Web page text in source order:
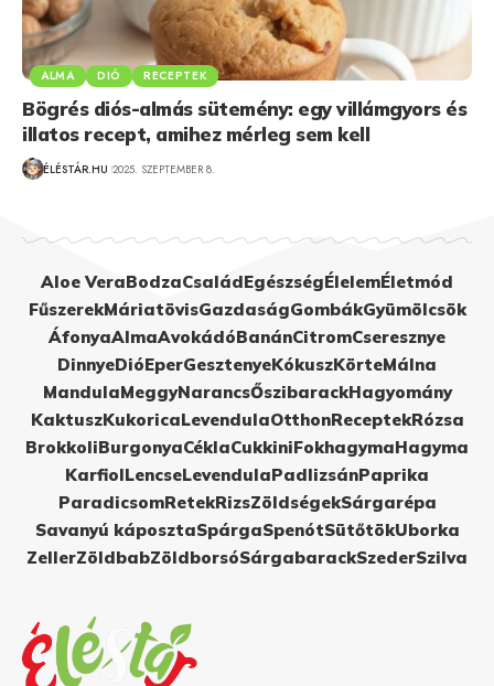
ALMA DIÓ RECEPTEK
Bögrés diós-almás sütemény: egy villámgyors és
illatos recept, amihez mérleg sem kell
ÉLÉSTÁR.HU 2025. SZEPTEMBER 8.
Aloe VeraBodzaCsaládEgészségÉlelemÉletmód
FűszerekMáriatövisGazdaságGombákGyümölcsök
ÁfonyaAlmaAvokádóBanánCitromCseresznye
DinnyeDióEperGesztenyeKókuszKörteMálna
MandulaMeggyNarancsŐszibarackHagyomány
KaktuszKukoricaLevendulaOtthonReceptekRózsa
BrokkoliBurgonyaCéklaCukkiniFokhagymaHagyma
KarfiolLencseLevendulaPadlizsánPaprika
ParadicsomRetekRizsZöldségekSárgarépa
Savanyú káposztaSpárgaSpenótSütőtökUborka
ZellerZöldbabZöldborsóSárgabarackSzederSzilva